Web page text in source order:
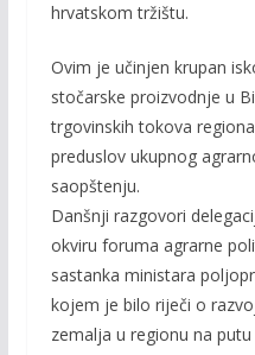
hrvatskom tržištu.
Ovim je učinjen krupan
stočarske proizvodnje u
trgovinskih tokova
preduslov ukupnog
saopštenju.
Danšnji razgovori
okviru foruma agrarne
sastanka ministara
kojem je bilo riječi o
zemalja u regionu na